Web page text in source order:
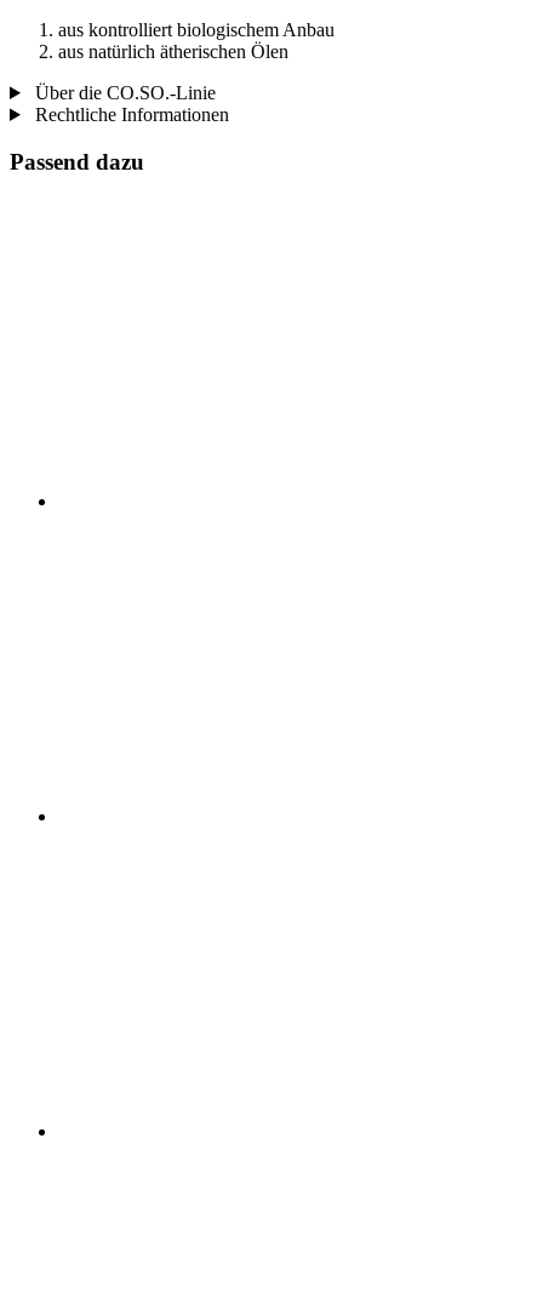
aus kontrolliert biologischem Anbau
aus natürlich ätherischen Ölen
Über die CO.SO.-Linie
Rechtliche Informationen
Passend dazu